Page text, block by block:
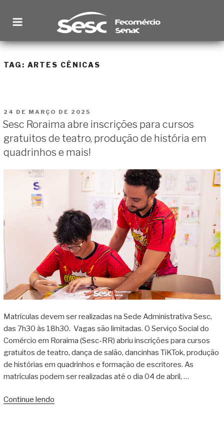
para
conteúdo
SESC RORAIMA
TAG: ARTES CÊNICAS
PUBLICADO
EM
24 DE MARÇO DE 2025
Sesc Roraima abre inscrições para cursos
gratuitos de teatro, produção de história em
quadrinhos e mais!
Matrículas devem ser realizadas na Sede Administrativa Sesc,
das 7h30 às 18h30. Vagas são limitadas. O Serviço Social do
Comércio em Roraima (Sesc-RR) abriu inscrições para cursos
gratuitos de teatro, dança de salão, dancinhas TiKTok, produção
de histórias em quadrinhos e formação de escritores. As
matrículas podem ser realizadas até o dia 04 de abril, …
Continue lendo